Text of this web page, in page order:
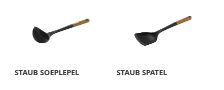
STAUB SOEPLEPEL STAUB SPATEL